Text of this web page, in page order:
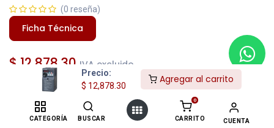
Precio:
$ 12,878.30
Agregar al carrito
CATEGORÍA BUSCAR
0
CARRITO CUENTA
(0 reseña)
Ficha Técnica
$ 12,878.30 IVA excluido